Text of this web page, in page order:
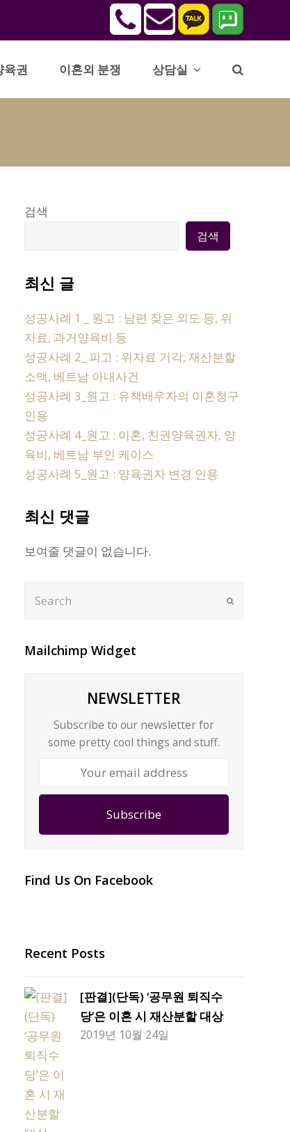
육권 이혼외 분쟁 상담실
검색
검색
최신 글
성공사례 1 _ 원고 : 남편 잦은 외도 등, 위
자료, 과거양육비 등
성공사례 2_ 피고 : 위자료 기각, 재산분할
소액, 베트남 아내사건
성공사례 3_원고 : 유책배우자의 이혼청구
인용
성공사례 4_원고 : 이혼, 친권양육권자, 양
육비, 베트남 부인 케이스
성공사례 5_원고 : 양육권자 변경 인용
최신 댓글
보여줄 댓글이 없습니다.
Submit
Mailchimp Widget
NEWSLETTER
Subscribe to our newsletter for
some pretty cool things and stuff.
Subscribe
Find Us On Facebook
Recent Posts
[판결](단독) ‘공무원 퇴직수
당’은 이혼 시 재산분할 대상
2019년 10월 24일